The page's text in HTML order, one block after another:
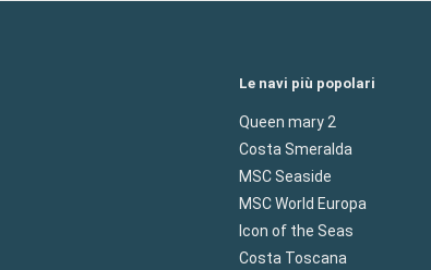
Le navi più popolari
Queen mary 2
Costa Smeralda
MSC Seaside
MSC World Europa
Icon of the Seas
Costa Toscana